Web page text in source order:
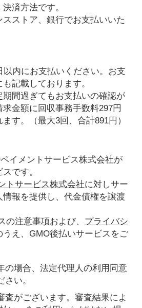
済方法です。
ストア、銀行でお支払いいた
以内にお支払いください。お支
記載しております。
期間過ぎてもお支払いの確認が
金額に回収事務手数料297円
ます。（最大3回、合計891円）
イメントサービス株式会社が
です。
トサービス株式会社に対しサー
情報を提供し、代金債権を譲渡
の注意事項および、 プライバシ
うえ、GMO後払いサービスをご
の場合、法定代理人の利用同意
さい。
査がございます。審査結果によ